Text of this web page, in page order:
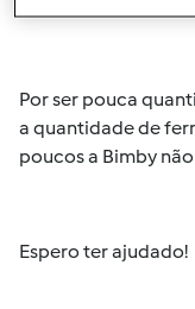
Por ser pouca
a quantidade de
poucos a Bimby
Espero ter ajudado!